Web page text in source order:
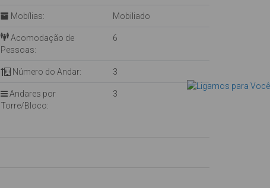
Mobílias: Mobiliado
Acomodação de
Pessoas:
6
Número do Andar: 3
Andares por
Torre/Bloco:
3